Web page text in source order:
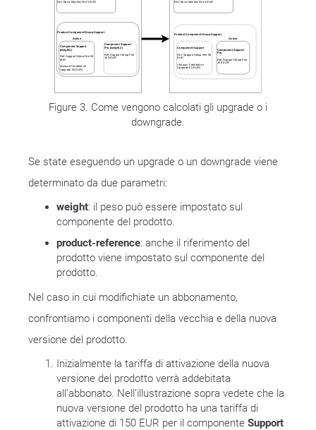
Figure 3. Come vengono calcolati gli upgrade o i
downgrade.
Se state eseguendo un upgrade o un downgrade viene
determinato da due parametri:
weight: il peso può essere impostato sul
componente del prodotto.
product-reference: anche il riferimento del
prodotto viene impostato sul componente del
prodotto.
Nel caso in cui modifichiate un abbonamento,
confrontiamo i componenti della vecchia e della nuova
versione del prodotto.
Inizialmente la tariffa di attivazione della nuova
versione del prodotto verrà addebitata
all’abbonato. Nell’illustrazione sopra vedete che la
nuova versione del prodotto ha una tariffa di
attivazione di 150 EUR per il componente Support